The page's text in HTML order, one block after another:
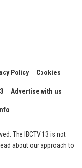
Policy Cookies
Advertise with us
The IBCTV 13 is not
about our approach to